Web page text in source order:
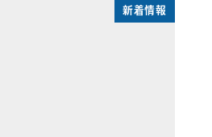
新着情報